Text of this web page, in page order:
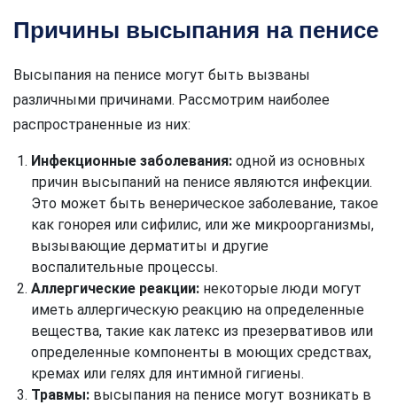
Причины высыпания на пенисе
Высыпания на пенисе могут быть вызваны
различными причинами. Рассмотрим наиболее
распространенные из них:
Инфекционные заболевания: одной из основных
причин высыпаний на пенисе являются инфекции.
Это может быть венерическое заболевание, такое
как гонорея или сифилис, или же микроорганизмы,
вызывающие дерматиты и другие
воспалительные процессы.
Аллергические реакции: некоторые люди могут
иметь аллергическую реакцию на определенные
вещества, такие как латекс из презервативов или
определенные компоненты в моющих средствах,
кремах или гелях для интимной гигиены.
Травмы: высыпания на пенисе могут возникать в